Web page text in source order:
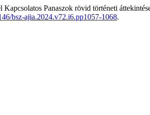
Kapcsolatos Panaszok rövid történeti
bsz-ajia.2024.v72.i6.pp1057-1068.